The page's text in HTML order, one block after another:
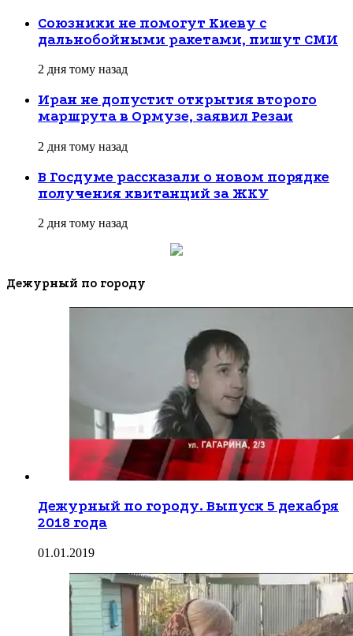
Союзники не помогут Киеву с
дальнобойными ракетами, пишут СМИ
2 дня тому назад
Иран не допустит открытия второго
маршрута в Ормузе, заявил Резаи
2 дня тому назад
В Госдуме рассказали о новом порядке
получения квитанций за ЖКУ
2 дня тому назад
Дежурный по городу
Дежурный по городу. Выпуск 5 декабря
2018 года
01.01.2019